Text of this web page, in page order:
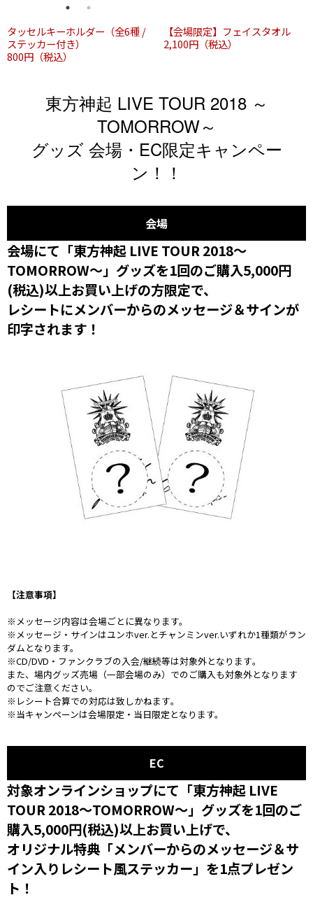
タッセルキーホルダー（全6種 /
ステッカー付き）
800円（税込）
【会場限定】フェイスタオル
2,100円（税込）
東方神起 LIVE TOUR 2018 ～
TOMORROW～
グッズ 会場・EC限定キャンペー
ン！！
会場
会場にて「東方神起 LIVE TOUR 2018～
TOMORROW～」グッズを1回のご購入5,000円
(税込)以上お買い上げの方限定で、
レシートにメンバーからのメッセージ＆サインが
印字されます！
【注意事項】
※メッセージ内容は会場ごとに異なります。
※メッセージ・サインはユンホver.とチャンミンver.いずれか1種類がラン
ダムとなります。
※CD/DVD・ファンクラブの入会/継続等は対象外となります｡
また、場内グッズ売場（一部会場のみ）でのご購入も対象外となります
のでご注意ください。
※レシート合算での対応は致しかねます｡
※当キャンペーンは会場限定・当日限定となります。
EC
対象オンラインショップにて「東方神起 LIVE
TOUR 2018～TOMORROW～」グッズを1回のご
購入5,000円(税込)以上お買い上げで、
オリジナル特典「メンバーからのメッセージ＆サ
イン入りレシート風ステッカー」を1点プレゼン
ト！